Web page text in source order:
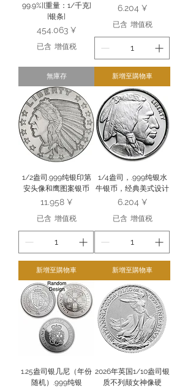
99.9%][重量：1/千克]
[银条]
價格
454.063 ¥
已含 增值税
無庫存
價格
6.204 ¥
已含 增值税
新增至購物車
1/2盎司.999纯银印第
安头像和鹰图案银币
價格
11.958 ¥
已含 增值税
新增至購物車
1/4盎司，.999纯银水
牛银币，经典美式设计
價格
6.204 ¥
已含 增值税
新增至購物車
1.25盎司银几尼（年份
随机）.999纯银
2026年英国1/10盎司银
质不列颠女神像硬